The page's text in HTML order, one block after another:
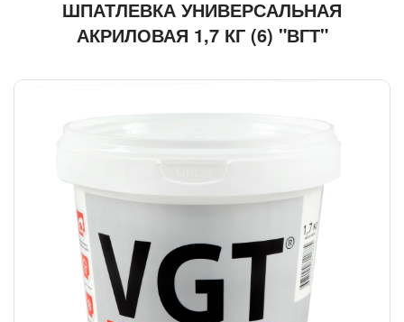
ШПАТЛЕВКА УНИВЕРСАЛЬНАЯ
АКРИЛОВАЯ 1,7 КГ (6) "ВГТ"